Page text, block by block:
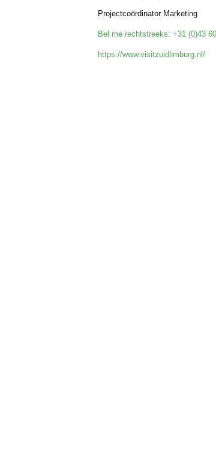
Projectcoördinator Marketing
Bel me rechtstreeks: +31 (0)43
https://www.visitzuidlimburg.nl/